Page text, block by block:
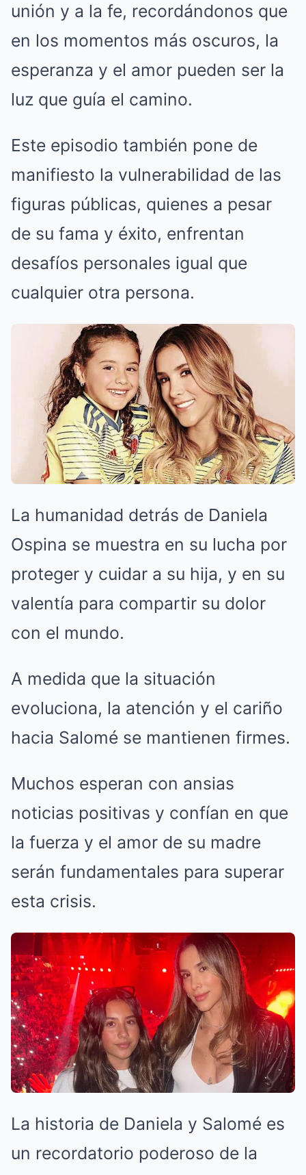
unión y a la fe, recordándonos que
en los momentos más oscuros, la
esperanza y el amor pueden ser la
luz que guía el camino.
Este episodio también pone de
manifiesto la vulnerabilidad de las
figuras públicas, quienes a pesar
de su fama y éxito, enfrentan
desafíos personales igual que
cualquier otra persona.
La humanidad detrás de Daniela
Ospina se muestra en su lucha por
proteger y cuidar a su hija, y en su
valentía para compartir su dolor
con el mundo.
A medida que la situación
evoluciona, la atención y el cariño
hacia Salomé se mantienen firmes.
Muchos esperan con ansias
noticias positivas y confían en que
la fuerza y el amor de su madre
serán fundamentales para superar
esta crisis.
La historia de Daniela y Salomé es
un recordatorio poderoso de la